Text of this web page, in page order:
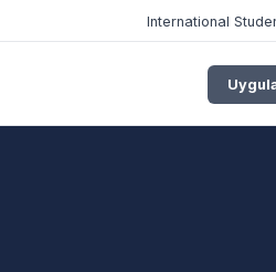
International